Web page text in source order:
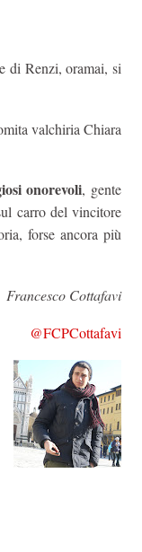
di Renzi, oramai, si
valchiria Chiara
onorevoli, gente
carro del vincitore
forse ancora più
Francesco Cottafavi
@FCPCottafavi